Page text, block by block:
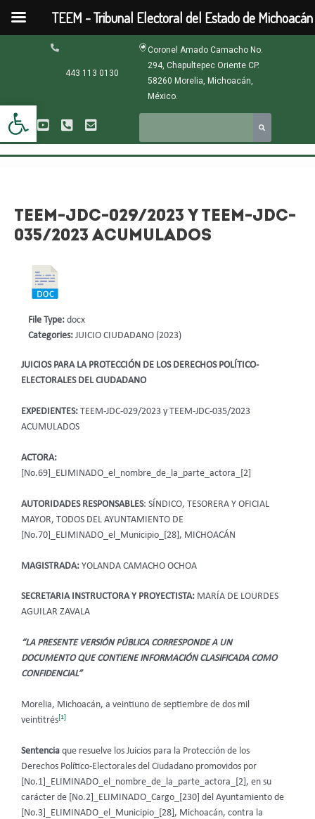
Abrir barra de herramientas
contenido
443 113 0130
Coronel Amado Camacho No.
294, Chapultepec Oriente CP.
58260 Morelia, Michoacán,
México.
TEEM-JDC-029/2023 Y TEEM-JDC-
035/2023 ACUMULADOS
JUICIOS PARA LA PROTECCIÓN DE LOS DERECHOS POLÍTICO-
ELECTORALES DEL CIUDADANO
EXPEDIENTES: TEEM-JDC-029/2023 y TEEM-JDC-035/2023
ACUMULADOS
ACTORA:
[No.69]_ELIMINADO_el_nombre_de_la_parte_actora_[2]
AUTORIDADES RESPONSABLES: SÍNDICO, TESORERA Y OFICIAL
MAYOR, TODOS DEL AYUNTAMIENTO DE
[No.70]_ELIMINADO_el_Municipio_[28], MICHOACÁN
MAGISTRADA: YOLANDA CAMACHO OCHOA
SECRETARIA INSTRUCTORA Y PROYECTISTA: MARÍA DE LOURDES
AGUILAR ZAVALA
“LA PRESENTE VERSIÓN PÚBLICA CORRESPONDE A UN
DOCUMENTO QUE CONTIENE INFORMACIÓN CLASIFICADA COMO
CONFIDENCIAL”
Morelia, Michoacán, a veintiuno de septiembre de dos mil
veintitrés[1]
Sentencia que resuelve los Juicios para la Protección de los
Derechos Político-Electorales del Ciudadano promovidos por
[No.1]_ELIMINADO_el_nombre_de_la_parte_actora_[2], en su
carácter de [No.2]_ELIMINADO_Cargo_[230] del Ayuntamiento de
[No.3]_ELIMINADO_el_Municipio_[28], Michoacán, contra la
File Type: docx
Categories: JUICIO CIUDADANO (2023)
TEEM - Tribunal Electoral del Estado de Michoacán